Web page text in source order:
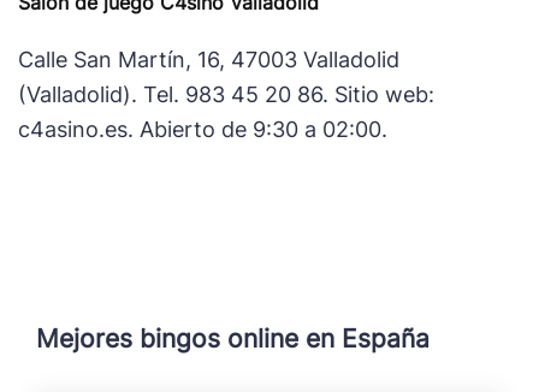
Calle San Martín, 16, 47003 Valladolid
(Valladolid). Tel. 983 45 20 86. Sitio web:
c4asino.es. Abierto de 9:30 a 02:00.
Mejores bingos online en España